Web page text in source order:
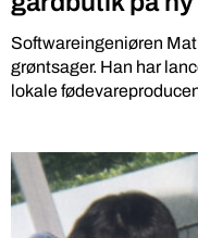
Softwareingeniøren
grøntsager. Han har
lokale